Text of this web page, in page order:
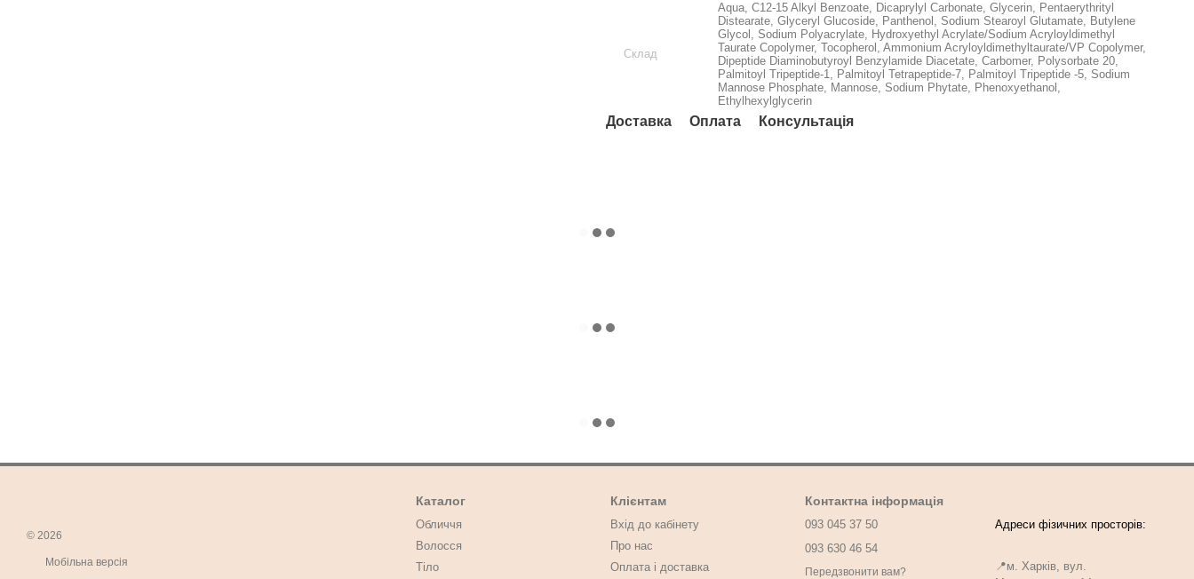
Склад
Aqua, C12-15 Alkyl Benzoate, Dicaprylyl Carbonate, Glycerin, Pentaerythrityl
Distearate, Glyceryl Glucoside, Panthenol, Sodium Stearoyl Glutamate, Butylene
Glycol, Sodium Polyacrylate, Hydroxyethyl Acrylate/Sodium Acryloyldimethyl
Taurate Copolymer, Tocopherol, Ammonium Acryloyldimethyltaurate/VP Copolymer,
Dipeptide Diaminobutyroyl Benzylamide Diacetate, Carbomer, Polysorbate 20,
Palmitoyl Tripeptide-1, Palmitoyl Tetrapeptide-7, Palmitoyl Tripeptide -5, Sodium
Mannose Phosphate, Mannose, Sodium Phytate, Phenoxyethanol,
Ethylhexylglycerin
Доставка Оплата Консультація
© 2026
Мобільна версія
Каталог
Обличчя
Волосся
Тіло
Клієнтам
Вхід до кабінету
Про нас
Оплата і доставка
Контактна інформація
093 045 37 50
093 630 46 54
Передзвонити вам?
📍м. Харків, вул.